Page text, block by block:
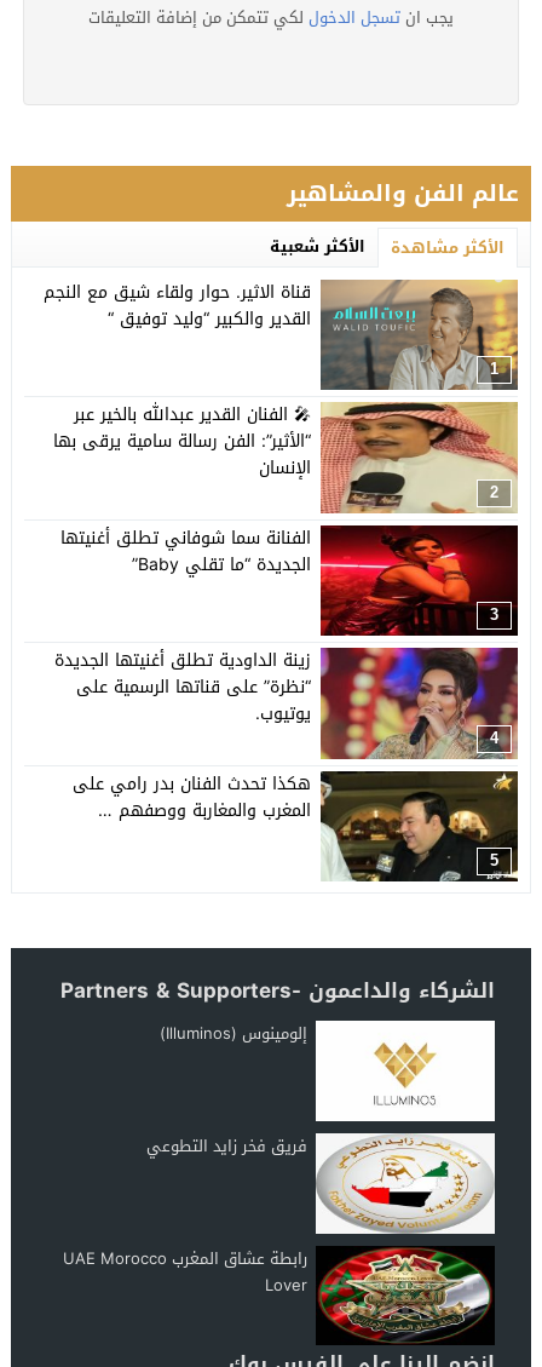
يجب ان تسجل الدخول لكي تتمكن من إضافة التعليقات
عالم الفن والمشاهير
الأكثر مشاهدة الأكثر شعبية
1
قناة الاثير. حوار ولقاء شيق مع النجم
القدير والكبير “وليد توفيق “
2
🎤 الفنان القدير عبدالله بالخير عبر
“الأثير”: الفن رسالة سامية يرقى بها
الإنسان
3
الفنانة سما شوفاني تطلق أغنيتها
الجديدة “ما تقلي Baby”
4
زينة الداودية تطلق أغنيتها الجديدة
“نظرة” على قناتها الرسمية على
يوتيوب.
5
هكذا تحدث الفنان بدر رامي على
المغرب والمغاربة ووصفهم …
الشركاء والداعمون -Partners & Supporters
إلومينوس (Illuminos)
فريق فخر زايد التطوعي
رابطة عشاق المغرب UAE Morocco
Lover